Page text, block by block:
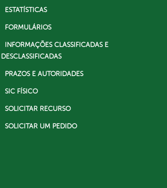
ESTATÍSTICAS
FORMULÁRIOS
INFORMAÇÕES CLASSIFICADAS E
DESCLASSIFICADAS
PRAZOS E AUTORIDADES
SIC FÍSICO
SOLICITAR RECURSO
SOLICITAR UM PEDIDO